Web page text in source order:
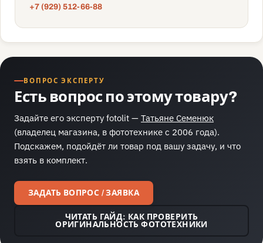
+7 (929) 512-66-88
ВОПРОС ЭКСПЕРТУ
Есть вопрос по этому товару?
Задайте его эксперту fotolit — Татьяне Семенюк
(владелец магазина, в фототехнике с 2006 года).
Подскажем, подойдёт ли товар под вашу задачу, и что
взять в комплект.
ЗАДАТЬ ВОПРОС / ЗАЯВКА
ЧИТАТЬ ГАЙД: КАК ПРОВЕРИТЬ
ОРИГИНАЛЬНОСТЬ ФОТОТЕХНИКИ